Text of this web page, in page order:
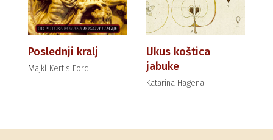
Poslednji kralj
Majkl Kertis Ford
Ukus koštica
jabuke
Katarina Hagena